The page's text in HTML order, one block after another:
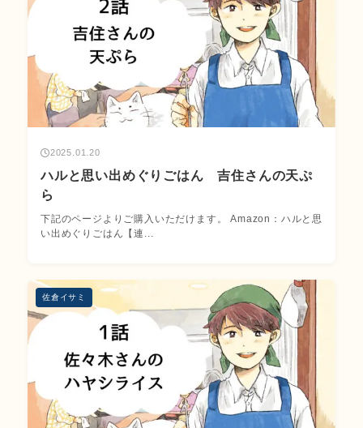
2025.01.20
ハルと思い出めぐりごはん 吉住さんの天ぷ
ら
下記のページよりご購入いただけます。 Amazon：ハルと思
い出めぐりごはん【連...
佐倉イサミ